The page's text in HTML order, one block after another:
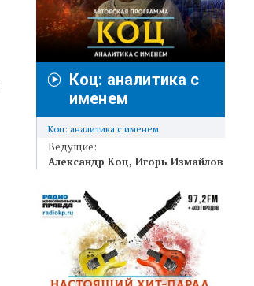
Коц: аналитика с
именем
Коц: аналитика с именем
Ведущие:
Александр Коц Игорь Измайлов